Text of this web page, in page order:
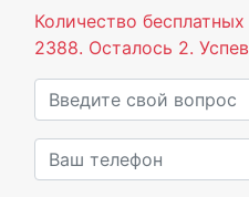
Количество
2388. Осталось 2.